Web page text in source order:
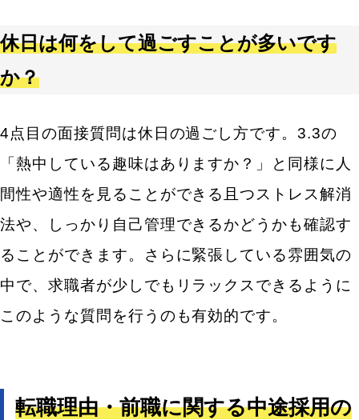
休日は何をして過ごすことが多いです
か？
4点目の面接質問は休日の過ごし方です。3.3の
「熱中している趣味はありますか？」と同様に人
間性や適性を見ることができる且つストレス解消
法や、しっかり自己管理できるかどうかも確認す
ることができます。さらに緊張している雰囲気の
中で、求職者が少しでもリラックスできるように
このような質問を行うのも有効的です。
転職理由・前職に関する中途採用の